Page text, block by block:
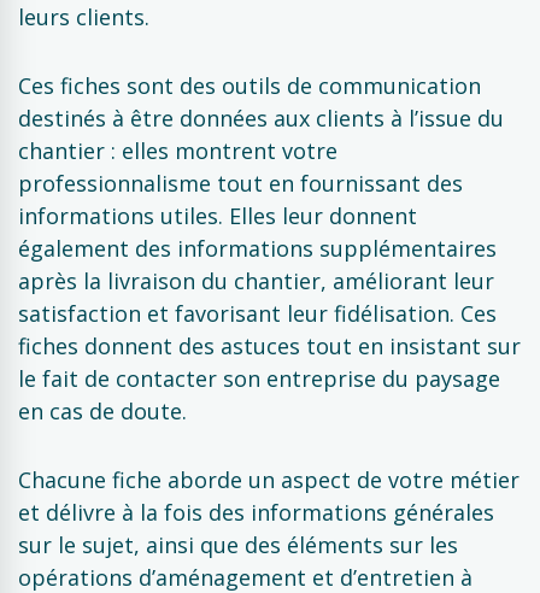
leurs clients.
Ces fiches sont des outils de communication
destinés à être données aux clients à l’issue du
chantier : elles montrent votre
professionnalisme tout en fournissant des
informations utiles. Elles leur donnent
également des informations supplémentaires
après la livraison du chantier, améliorant leur
satisfaction et favorisant leur fidélisation. Ces
fiches donnent des astuces tout en insistant sur
le fait de contacter son entreprise du paysage
en cas de doute.
Chacune fiche aborde un aspect de votre métier
et délivre à la fois des informations générales
sur le sujet, ainsi que des éléments sur les
opérations d’aménagement et d’entretien à